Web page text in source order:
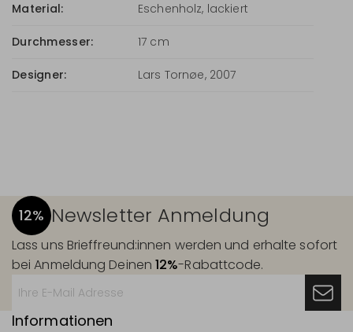
Material: Eschenholz, lackiert
Durchmesser: 17 cm
Designer: Lars Tornøe, 2007
12% Newsletter Anmeldung
Lass uns Brieffreund:innen werden und erhalte sofort
bei Anmeldung Deinen12%-Rabattcode.
Informationen